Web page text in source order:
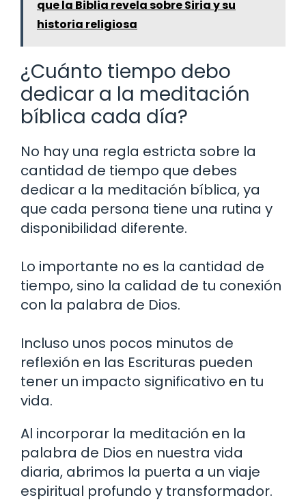
que la Biblia revela sobre Siria y su
historia religiosa
¿Cuánto tiempo debo
dedicar a la meditación
bíblica cada día?
No hay una regla estricta sobre la
cantidad de tiempo que debes
dedicar a la meditación bíblica, ya
que cada persona tiene una rutina y
disponibilidad diferente.
Lo importante no es la cantidad de
tiempo, sino la calidad de tu conexión
con la palabra de Dios.
Incluso unos pocos minutos de
reflexión en las Escrituras pueden
tener un impacto significativo en tu
vida.
Al incorporar la meditación en la
palabra de Dios en nuestra vida
diaria, abrimos la puerta a un viaje
espiritual profundo y transformador.